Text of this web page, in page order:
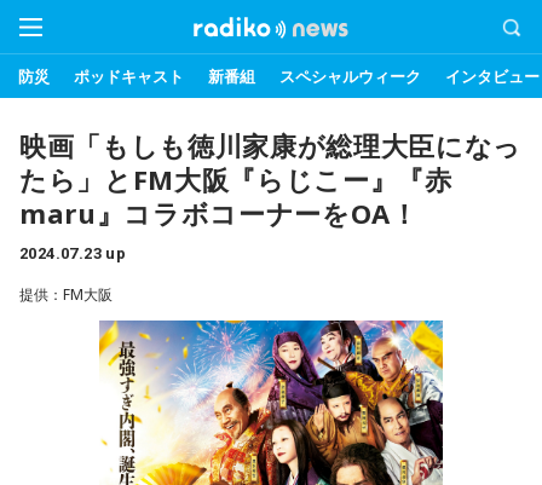
防災 ポッドキャスト 新番組 スペシャルウィーク インタビュー
映画「もしも徳川家康が総理大臣になっ
たら」とFM大阪『らじこー』『赤
maru』コラボコーナーをOA！
2024.07.23 up
提供：FM大阪